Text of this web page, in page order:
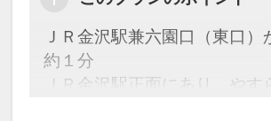
ＪＲ金沢駅兼六園口（東口）
約１分
ＪＲ金沢駅正面にあり、やす